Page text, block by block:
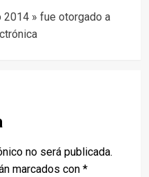
2014 » fue otorgado a
no será publicada.
marcados con *